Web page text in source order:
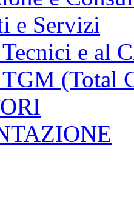
e Servizi
e al
(Total